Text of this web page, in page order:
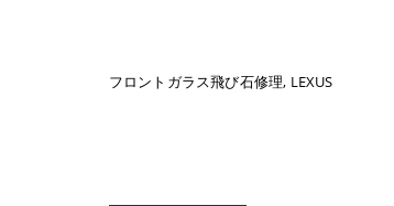
フロントガラス飛び石修理 LEXUS